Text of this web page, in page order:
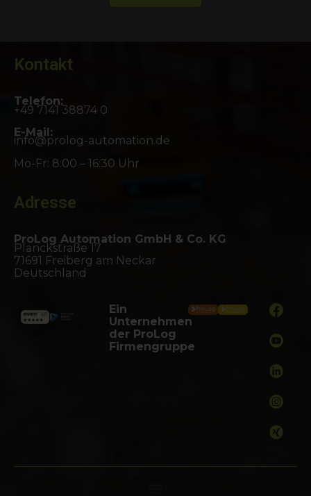
Kontakt
Telefon:
+49 7141 38874 0
E-Mail:
info@prolog-automation.de
Mo-Fr: 8:00 – 16:30 Uhr
Adresse
ProLog Automation GmbH & Co. KG
Planckstraße 17
71691 Freiberg am Neckar
Deutschland
Ein
Unternehmen
der ProLog
Firmengruppe